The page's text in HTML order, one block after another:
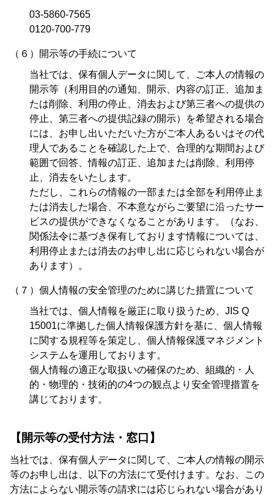
03-5860-7565
0120-700-779
（６）開示等の手続について
当社では、保有個人データに関して、ご本人の情報の
開示等（利用目的の通知、開示、内容の訂正、追加ま
たは削除、利用の停止、消去および第三者への提供の
停止、第三者への提供記録の開示）を希望される場合
には、お申し出いただいた方がご本人あるいはその代
理人であることを確認した上で、合理的な期間および
範囲で回答、情報の訂正、追加または削除、利用停
止、消去をいたします。
ただし、これらの情報の一部または全部を利用停止ま
たは消去した場合、不本意ながらご要望に沿ったサー
ビスの提供ができなくなることがあります。（なお、
関係法令に基づき保有しております情報については、
利用停止または消去のお申し出に応じられない場合が
あります）。
（７）個人情報の安全管理のために講じた措置について
当社では、個人情報を厳正に取り扱うため、JIS Q
15001に準拠した個人情報保護方針を基に、個人情報
に関する規程等を策定し、個人情報保護マネジメント
システムを運用しております。
個人情報の適正な取扱いの確保のため、組織的・人
的・物理的・技術的の4つの観点より安全管理措置を
講じております。
【開示等の受付方法・窓口】
当社では、保有個人データに関して、ご本人の情報の開示
等のお申し出は、以下の方法にて受付けます。なお、この
方法によらない開示等の請求には応じられない場合があり